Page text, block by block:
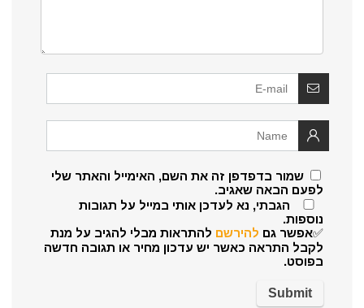
שמור בדפדפן זה את השם, האימייל והאתר שלי
לפעם הבאה שאגיב.
הגבתי, נא לעדכן אותי במייל על תגובות
נוספות.
✅אפשר גם להירשם להתראות מבלי להגיב על מנת
לקבל התראה כאשר יש עדכון מחיר או תגובה חדשה
בפוסט.